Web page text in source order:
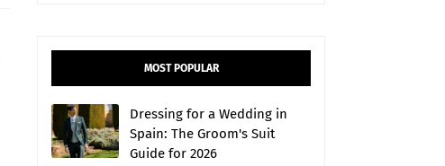
MOST POPULAR
Dressing for a Wedding in
Spain: The Groom's Suit
Guide for 2026